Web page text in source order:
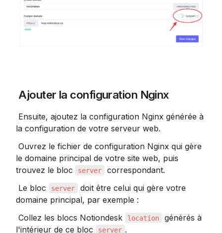
Ajouter la configuration Nginx
la configuration de votre serveur web.
le domaine principal de votre site web, puis
trouvez le bloc
server
correspondant.
Le bloc
server
doit être celui qui gère votre
domaine principal, par exemple :
Collez les blocs Notiondesk
location
générés à
l'intérieur de ce bloc
server .